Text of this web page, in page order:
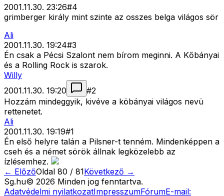
2001.11.30. 23:26#4
grimberger király mint szinte az osszes belga világos sör
Ali
2001.11.30. 19:24#3
Én csak a Pécsi Szalont nem bírom meginni. A Kőbányai
és a Rolling Rock is szarok.
Willy
2001.11.30. 19:20
#2
Hozzám mindeggyik, kivéve a köbányai világos nevü
rettenetet.
Ali
2001.11.30. 19:19#1
Én első helyre talán a Pilsner-t tenném. Mindenképpen a
cseh és a német sörök állnak legközelebb az
ízlésemhez.
← ElőzőOldal 80 / 81Következő →
Sg.hu© 2026 Minden jog fenntartva.
Adatvédelmi nyilatkozatImpresszumFórumE-mail: